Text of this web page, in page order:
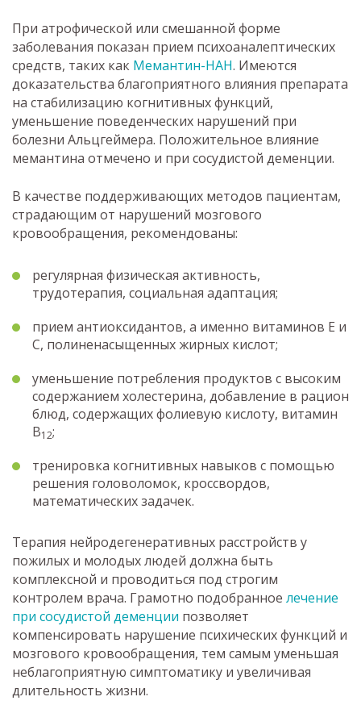
При атрофической или смешанной форме
заболевания показан прием психоаналептических
средств, таких как Мемантин-НАН. Имеются
доказательства благоприятного влияния препарата
на стабилизацию когнитивных функций,
уменьшение поведенческих нарушений при
болезни Альцгеймера. Положительное влияние
мемантина отмечено и при сосудистой деменции.
В качестве поддерживающих методов пациентам,
страдающим от нарушений мозгового
кровообращения, рекомендованы:
регулярная физическая активность,
трудотерапия, социальная адаптация;
прием антиоксидантов, а именно витаминов Е и
С, полиненасыщенных жирных кислот;
уменьшение потребления продуктов с высоким
содержанием холестерина, добавление в рацион
блюд, содержащих фолиевую кислоту, витамин
В12;
тренировка когнитивных навыков с помощью
решения головоломок, кроссвордов,
математических задачек.
Терапия нейродегенеративных расстройств у
пожилых и молодых людей должна быть
комплексной и проводиться под строгим
контролем врача. Грамотно подобранное лечение
при сосудистой деменции позволяет
компенсировать нарушение психических функций и
мозгового кровообращения, тем самым уменьшая
неблагоприятную симптоматику и увеличивая
длительность жизни.